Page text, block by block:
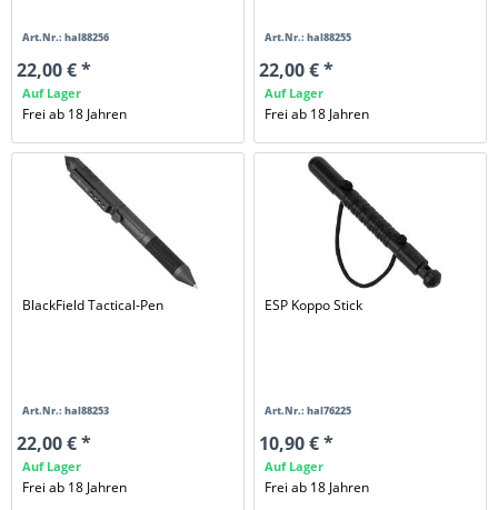
Art.Nr.: hal88256
22,00 € *
Auf Lager
Frei ab 18 Jahren
Art.Nr.: hal88255
22,00 € *
Auf Lager
Frei ab 18 Jahren
BlackField Tactical-Pen
Art.Nr.: hal88253
22,00 € *
Auf Lager
Frei ab 18 Jahren
ESP Koppo Stick
Art.Nr.: hal76225
10,90 € *
Auf Lager
Frei ab 18 Jahren